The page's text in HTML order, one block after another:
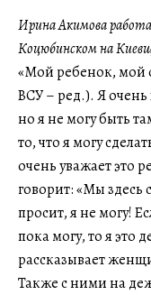
Ирина Акимова
Коцюбинском на
«Мой ребенок, мой
ВСУ – ред.). Я
но я не могу быть
то, что я могу
очень уважает это
говорит: «Мы здесь
просит, я не могу!
пока могу, то я это
рассказывает
Также с ними на